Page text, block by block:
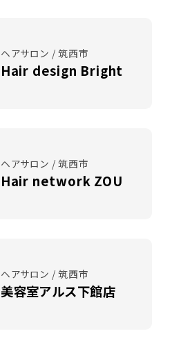
ヘアサロン / 筑西市
Hair design Bright
ヘアサロン / 筑西市
Hair network ZOU
ヘアサロン / 筑西市
美容室アルス下館店